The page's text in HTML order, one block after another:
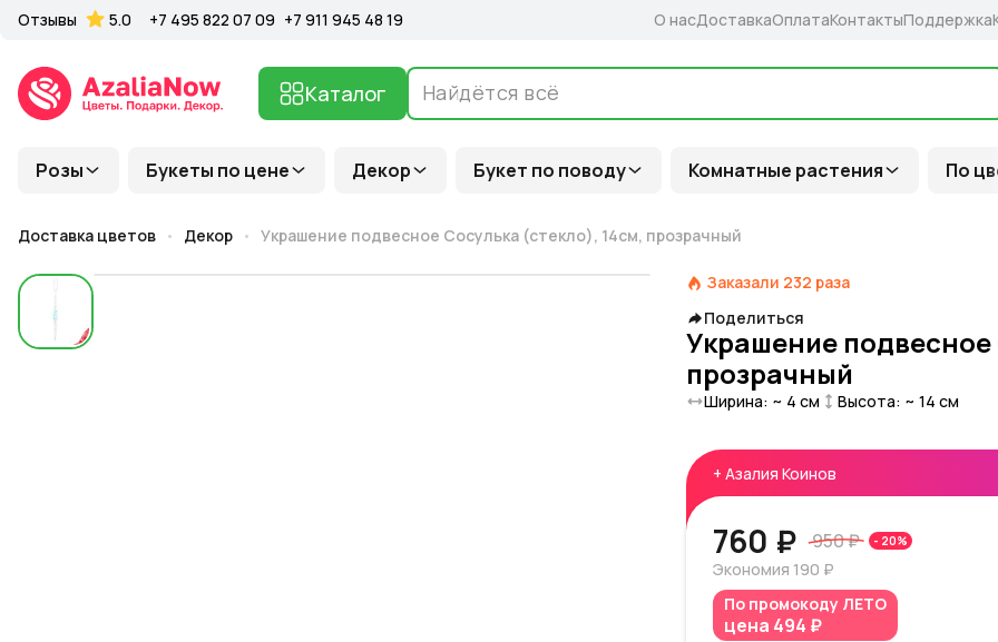
Розы Букеты по цене Декор Букет по поводу Комнатные растения По
Каталог
Отзывы 5.0 +7 495 822 07 09 +7 911 945 48 19 О насДоставкаОплатаКонтактыПоддержка
Доставка цветов Декор Украшение подвесное Сосулька (стекло), 14см, прозрачный
Заказали 232 раза
Поделиться
Украшение подвесное
прозрачный
Ширина: ~ 4 см Высота: ~ 14 см
+ Азалия Коинов
760 ₽ 950 ₽ - 20%
Экономия 190 ₽
По промокоду ЛЕТО
цена 494 ₽